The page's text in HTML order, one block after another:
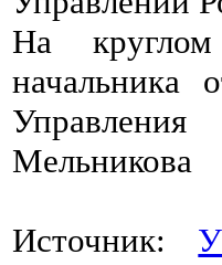
На
начальника
Мельникова
Источник: